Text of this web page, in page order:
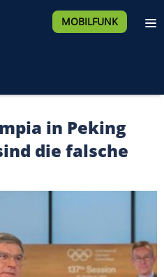
MOBILFUNK
in Peking
die falsche